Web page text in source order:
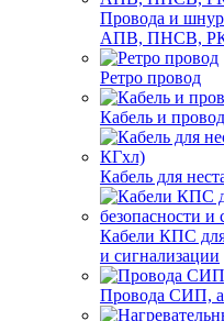
Провода и
АПВ, ПНСВ,
Ретро провод
Кабель и
Кабель для
Кабели КПС для
и сигнализации
Провода СИП,